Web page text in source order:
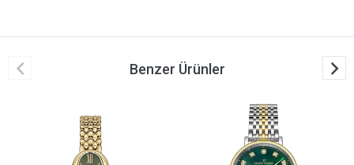
Benzer Ürünler